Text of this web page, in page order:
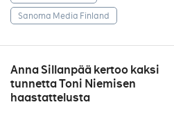
Sanoma Media Finland
Anna Sillanpää kertoo kaksi
tunnetta Toni Niemisen
haastattelusta